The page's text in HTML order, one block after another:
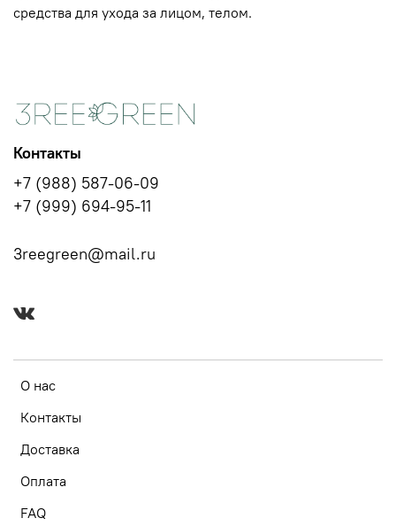
средства для ухода за лицом, телом.
О нас
Контакты
Доставка
Оплата
FAQ
Контакты
+7 (988) 587-06-09
+7 (999) 694-95-11
3reegreen@mail.ru